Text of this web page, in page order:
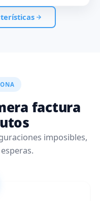
factura
imposibles,